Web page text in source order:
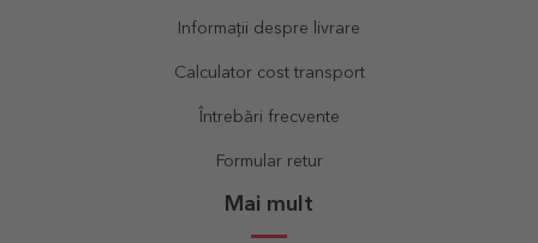
Informații despre livrare
Calculator cost transport
Întrebări frecvente
Formular retur
Mai mult